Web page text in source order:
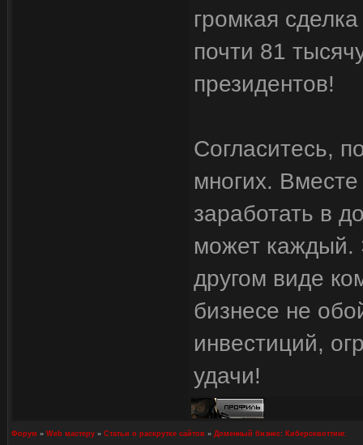
громкая
почти 81
президентов!
Согласитесь,
многих. Вместе
заработать в
может каждый.
другом виде
бизнесе не
инвестиций,
удачи!
Форум » Web мастеру » Статьи о раскрутке сайтов » Доменный бизнес: Киберсквоттинг.